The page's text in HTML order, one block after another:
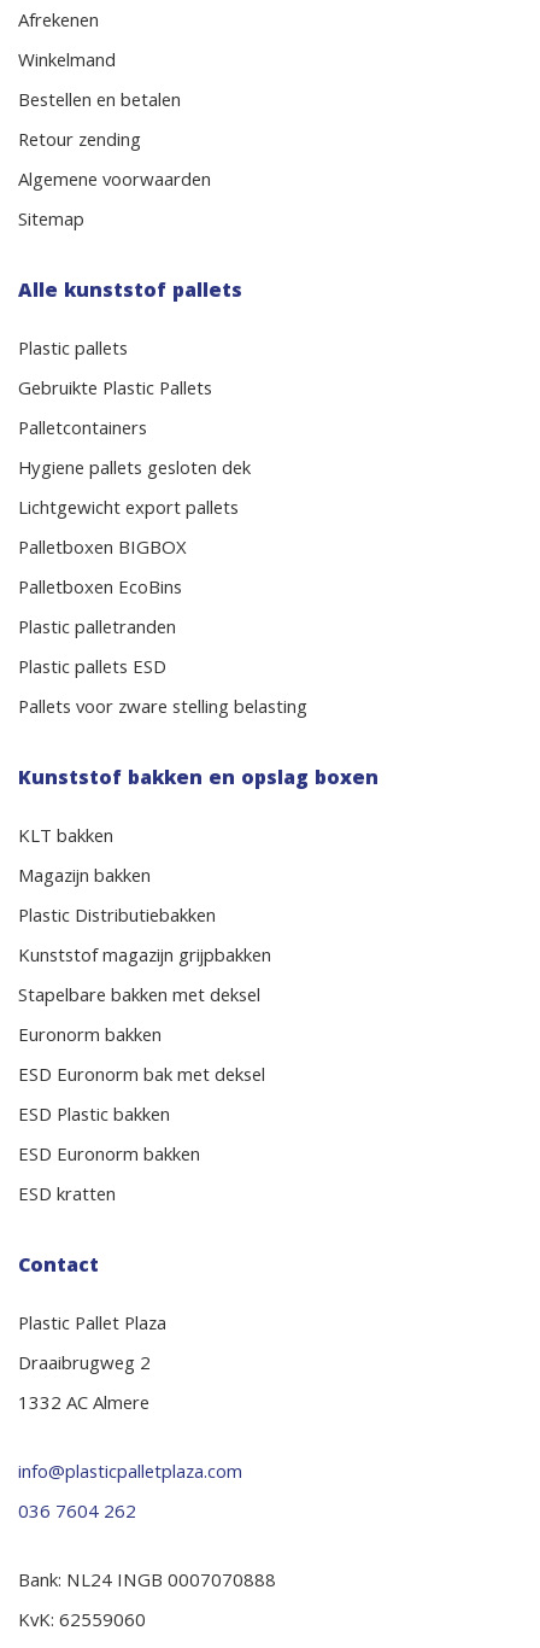
Afrekenen
Winkelmand
Bestellen en betalen
Retour zending
Algemene voorwaarden
Sitemap
Alle kunststof pallets
Plastic pallets
Gebruikte Plastic Pallets
Palletcontainers
Hygiene pallets gesloten dek
Lichtgewicht export pallets
Palletboxen BIGBOX
Palletboxen EcoBins
Plastic palletranden
Plastic pallets ESD
Pallets voor zware stelling belasting
Kunststof bakken en opslag boxen
KLT bakken
Magazijn bakken
Plastic Distributiebakken
Kunststof magazijn grijpbakken
Stapelbare bakken met deksel
Euronorm bakken
ESD Euronorm bak met deksel
ESD Plastic bakken
ESD Euronorm bakken
ESD kratten
Contact
Plastic Pallet Plaza
Draaibrugweg 2
1332 AC Almere
info@plasticpalletplaza.com
036 7604 262
Bank: NL24 INGB 0007070888
KvK: 62559060